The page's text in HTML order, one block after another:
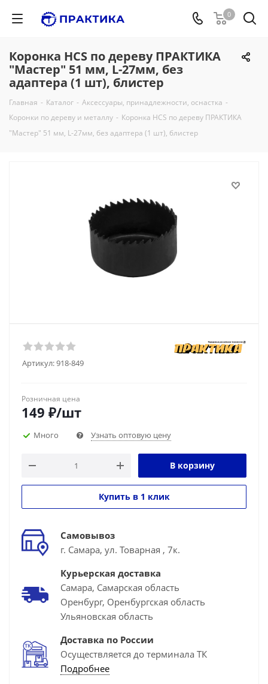
0
Коронка HCS по дереву ПРАКТИКА
"Мастер" 51 мм, L-27мм, без
адаптера (1 шт), блистер
Главная - Каталог - Аксессуары, принадлежности, оснастка -
Коронки по дереву и металлу - Коронка HCS по дереву ПРАКТИКА
"Мастер" 51 мм, L-27мм, без адаптера (1 шт), блистер
Артикул:918-849
Розничная цена
149 ₽/шт
Много Узнать оптовую цену
В корзину
Купить в 1 клик
Самовывоз
г. Самара, ул. Товарная , 7к.
Курьерская доставка
Самара, Самарская область
Оренбург, Оренбургская область
Ульяновская область
Доставка по России
Осуществляется до терминала ТК
Подробнее